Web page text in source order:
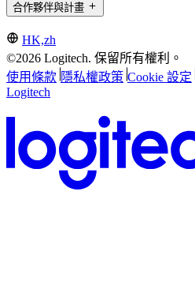
合作夥伴與計畫
HK,zh
©2026 Logitech. 保留所有權利。
使用條款 隱私權政策 Cookie 設定
Logitech